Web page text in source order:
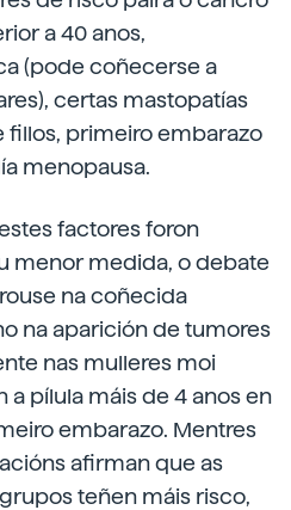
a 40 anos,
(pode coñecerse a
certas mastopatías
fillos, primeiro embarazo
menopausa.
factores foron
menor medida, o debate
na coñecida
na aparición de tumores
nas mulleres moi
a pílula máis de 4 anos en
embarazo. Mentres
afirman que as
teñen máis risco,